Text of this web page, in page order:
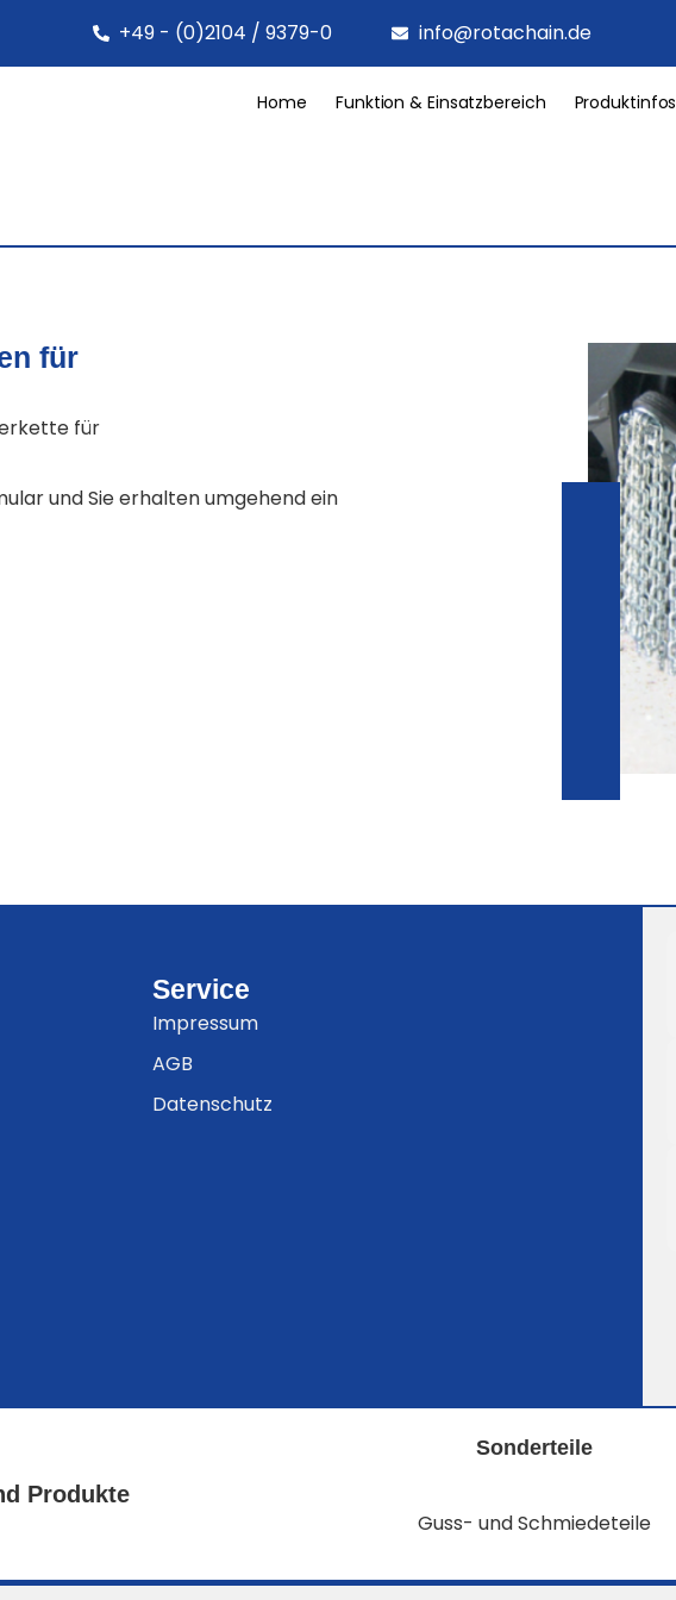
+49 - (0)2104 / 9379-0 info@rotachain.de
Home Funktion & Einsatzbereich Produktinfos
für
für
und Sie erhalten umgehend ein
Service
Impressum
AGB
Datenschutz
Produkte
Sonderteile
Guss- und Schmiedeteile